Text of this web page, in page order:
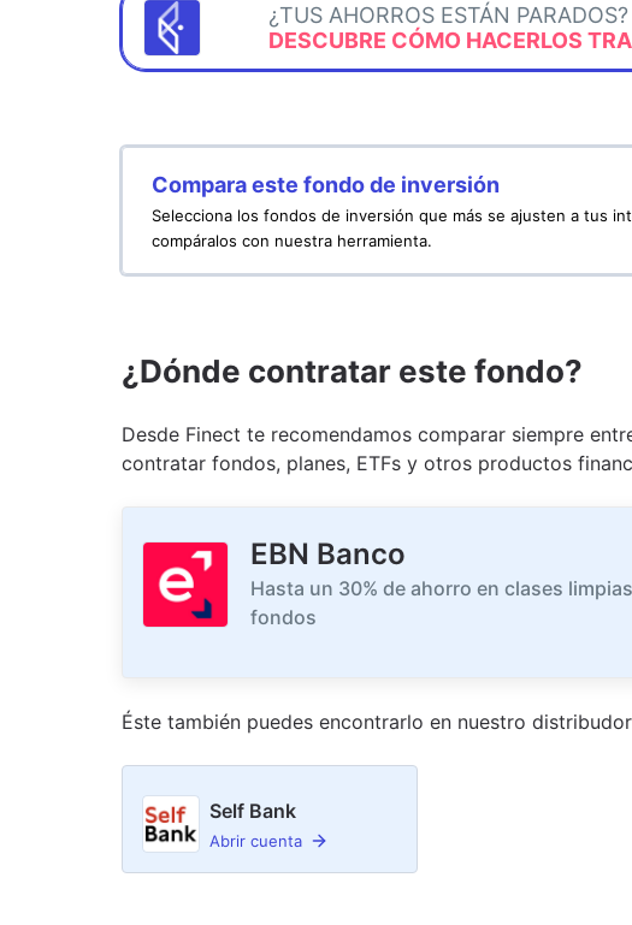
¿TUS AHORROS ESTÁN PARADOS?
DESCUBRE CÓMO HACERLOS
Compara este fondo de inversión
Selecciona los fondos de inversión que más se ajusten a tus
compáralos con nuestra herramienta.
¿Dónde contratar este fondo?
Desde Finect te recomendamos comparar siempre
contratar fondos, planes, ETFs y otros productos
EBN Banco
Hasta un 30% de ahorro en clases
fondos
Éste también puedes encontrarlo en nuestro distribudor
Self Bank
Abrir cuenta